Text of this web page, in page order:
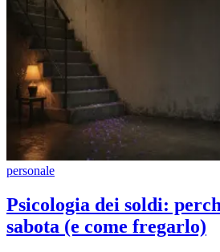
personale
Psicologia dei soldi:
sabota (e come fregarlo)